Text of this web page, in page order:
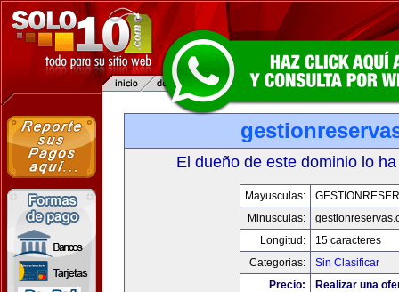
El dueño de este dominio lo
Mayusculas:
Minusculas:
Longitud:
15 caracteres
Categorias:
Sin Clasificar
Precio:
Realizar una